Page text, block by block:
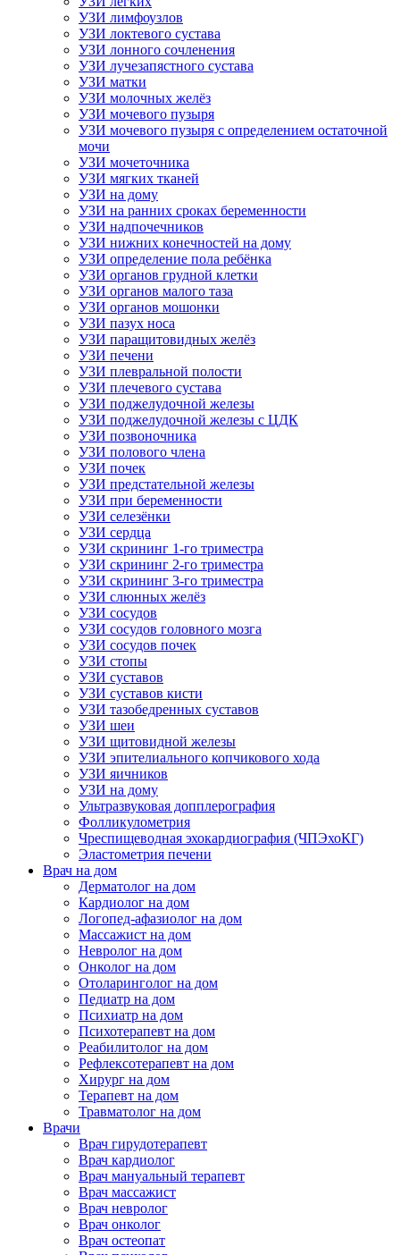
УЗИ лимфоузлов
УЗИ локтевого сустава
УЗИ лонного сочленения
УЗИ лучезапястного сустава
УЗИ матки
УЗИ молочных желёз
УЗИ мочевого пузыря
УЗИ мочевого пузыря с определением остаточной
мочи
УЗИ мочеточника
УЗИ мягких тканей
УЗИ на дому
УЗИ на ранних сроках беременности
УЗИ надпочечников
УЗИ нижних конечностей на дому
УЗИ определение пола ребёнка
УЗИ органов грудной клетки
УЗИ органов малого таза
УЗИ органов мошонки
УЗИ пазух носа
УЗИ паращитовидных желёз
УЗИ печени
УЗИ плевральной полости
УЗИ плечевого сустава
УЗИ поджелудочной железы
УЗИ поджелудочной железы с ЦДК
УЗИ позвоночника
УЗИ полового члена
УЗИ почек
УЗИ предстательной железы
УЗИ при беременности
УЗИ селезёнки
УЗИ сердца
УЗИ скрининг 1-го триместра
УЗИ скрининг 2-го триместра
УЗИ скрининг 3-го триместра
УЗИ слюнных желёз
УЗИ сосудов
УЗИ сосудов головного мозга
УЗИ сосудов почек
УЗИ стопы
УЗИ суставов
УЗИ суставов кисти
УЗИ тазобедренных суставов
УЗИ шеи
УЗИ щитовидной железы
УЗИ эпителиального копчикового хода
УЗИ яичников
УЗИ на дому
Ультразвуковая допплерография
Фолликулометрия
Чреспищеводная эхокардиография (ЧПЭхоКГ)
Эластометрия печени
Врач на дом
Дерматолог на дом
Кардиолог на дом
Логопед-афазиолог на дом
Массажист на дом
Невролог на дом
Онколог на дом
Отоларинголог на дом
Педиатр на дом
Психиатр на дом
Психотерапевт на дом
Реабилитолог на дом
Рефлексотерапевт на дом
Хирург на дом
Терапевт на дом
Травматолог на дом
Врачи
Врач гирудотерапевт
Врач кардиолог
Врач мануальный терапевт
Врач массажист
Врач невролог
Врач онколог
Врач остеопат